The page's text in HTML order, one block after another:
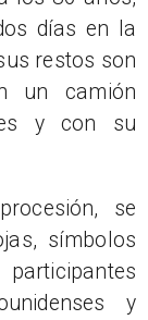
días en la
restos son
un camión
y con su
se
símbolos
y